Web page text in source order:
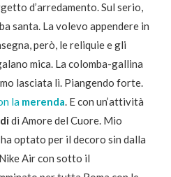
d’arredamento. Sul serio,
santa. La volevo appendere in
però, le reliquie e gli
mica. La colomba-gallina
lasciata lì. Piangendo forte.
la merenda. E con un’attività
di Amore del Cuore. Mio
optato per il decoro sin dalla
Air con sotto il